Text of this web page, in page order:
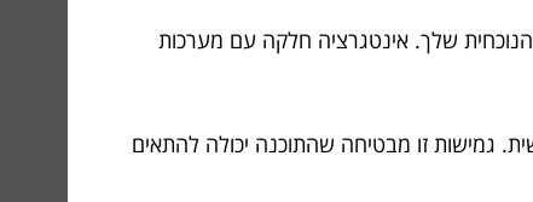
שלך. אינטגרציה חלקה עם מערכות
גמישות זו מבטיחה שהתוכנה יכולה להתאים